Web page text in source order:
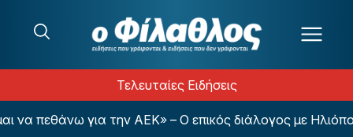
Τελευταίες Ειδήσεις
πεθάνω για την ΑΕΚ» – Ο επικός διάλογος με